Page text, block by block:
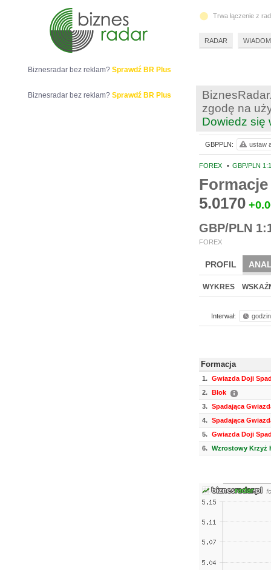
zgodę na
Dowiedz się
FOREX • GBP/PLN
5.0170
GBP/PLN
FOREX
PROFIL
WYKRES
Interwał:
Formacja
1. Gwiazda Doji
2. Blok
3. Spadająca
4. Spadająca
5. Gwiazda Doji
6. Wzrostowy Krzyż
GBPPLN: ustaw
Biznesradar bez reklam? Sprawdź BR Plus
Biznesradar bez reklam? Sprawdź BR Plus
Trwa łączenie z
RADAR